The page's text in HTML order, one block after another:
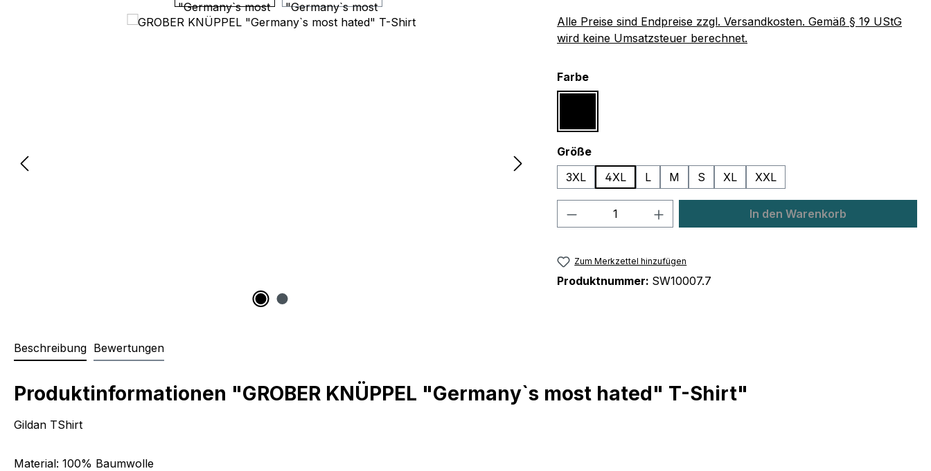
Alle Preise sind Endpreise zzgl. Versandkosten. Gemäß § 19 UStG
wird keine Umsatzsteuer berechnet.
Farbeauswählen
Größeauswählen
3XL
4XL L M S XL XXL
Produkt Anzahl: Gib den gewünschten Wert
In den Warenkorb
Zum Merkzettel hinzufügen
Produktnummer: SW10007.7
Beschreibung Bewertungen
Produktinformationen "GROBER KNÜPPEL "Germany`s most hated" T-Shirt"
Gildan TShirt
Material: 100% Baumwolle